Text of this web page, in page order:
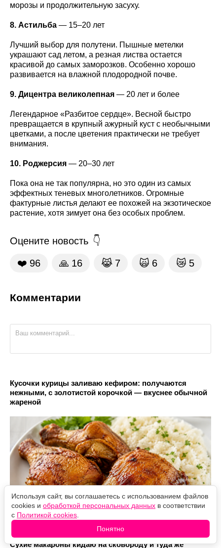
морозы и продолжительную засуху.
8. Астильба — 15–20 лет
Лучший выбор для полутени. Пышные метелки
украшают сад летом, а резная листва остается
красивой до самых заморозков. Особенно хорошо
развивается на влажной плодородной почве.
9. Дицентра великолепная — 20 лет и более
Легендарное «Разбитое сердце». Весной быстро
превращается в крупный ажурный куст с необычными
цветками, а после цветения практически не требует
внимания.
10. Роджерсия — 20–30 лет
Пока она не так популярна, но это один из самых
эффектных теневых многолетников. Огромные
фактурные листья делают ее похожей на экзотическое
растение, хотя зимует она без особых проблем.
Оцените новость
❤️ 96 🙏 16 😹 7 🙀 6 😿 5
Комментарии
Кусочки курицы заливаю кефиром: получаются
нежными, с золотистой корочкой — вкуснее обычной
жареной
Сухие макароны кидаю на сковороду и туда же
Используя сайт, вы соглашаетесь с использованием файлов
cookies и обработкой персональных данных в соответствии
с Политикой cookies
Понятно